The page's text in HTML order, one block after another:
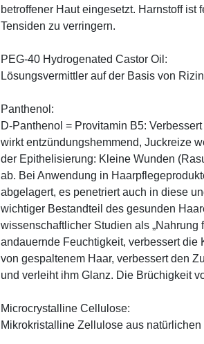
betroffener Haut eingesetzt. Harnstoff
Tensiden zu verringern.
PEG-40 Hydrogenated Castor Oil:
Lösungsvermittler auf der Basis von
Panthenol:
D-Panthenol = Provitamin B5:
wirkt entzündungshemmend, Juckreize
der Epithelisierung: Kleine Wunden
ab. Bei Anwendung in
abgelagert, es penetriert auch in diese
wichtiger Bestandteil des gesunden
wissenschaftlicher Studien als „Nahrung
andauernde Feuchtigkeit, verbessert die
von gespaltenem Haar, verbessert den
und verleiht ihm Glanz. Die Brüchigkeit
Microcrystalline Cellulose:
Mikrokristalline Zellulose aus natürlichen